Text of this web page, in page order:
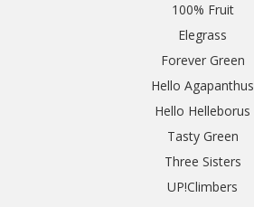
100% Fruit
Elegrass
Forever Green
Hello Agapanthus
Hello Helleborus
Tasty Green
Three Sisters
UP!Climbers